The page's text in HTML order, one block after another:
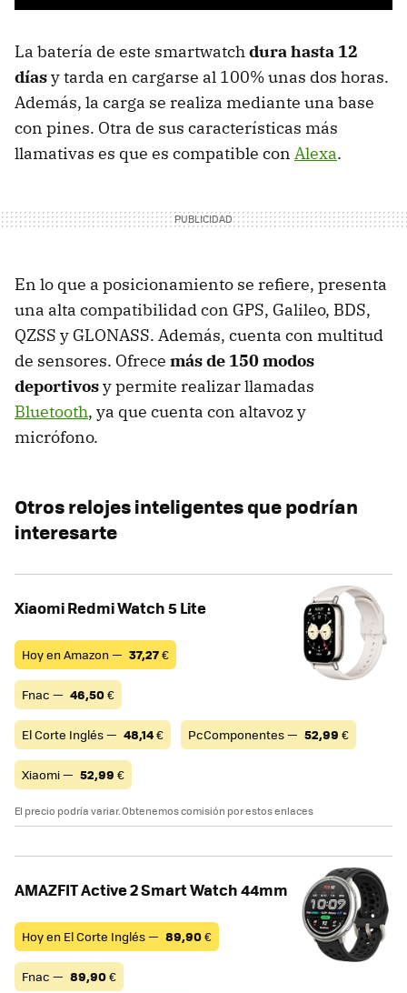
La batería de este smartwatchdura hasta 12
díasy tarda en cargarse al 100% unas dos horas.
Además, la carga se realiza mediante una base
con pines. Otra de sus características más
llamativas es que es compatible con Alexa.
En lo que a posicionamiento se refiere, presenta
una alta compatibilidad con GPS, Galileo, BDS,
QZSS y GLONASS. Además, cuenta con multitud
de sensores. Ofrece más de 150 modos
deportivosy permite realizar llamadas
Bluetooth, ya que cuenta con altavoz y
micrófono.
Otros relojes inteligentes que podrían
interesarte
Xiaomi Redmi Watch 5 Lite
Hoy en Amazon — 37,27€
Fnac — 46,50€
El Corte Inglés — 48,14€ PcComponentes — 52,99 €
Xiaomi — 52,99 €
El precio podría variar. Obtenemos comisión por estos enlaces
AMAZFIT Active 2 Smart Watch 44mm
Hoy en El Corte Inglés — 89,90€
Fnac — 89,90€